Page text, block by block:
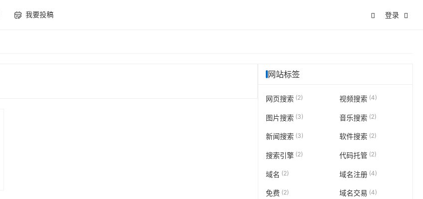
我要投稿 登录
网站标签
网页搜索 (2) 视频搜索 (4)
图片搜索 (3) 音乐搜索 (2)
新闻搜索 (3) 软件搜索 (2)
搜索引擎 (2) 代码托管(2)
域名 (2) 域名注册(4)
免费 (2) 域名交易 (4)